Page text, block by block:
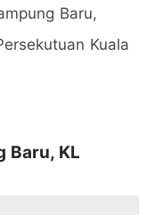
Baru,
Kuala
Baru, KL